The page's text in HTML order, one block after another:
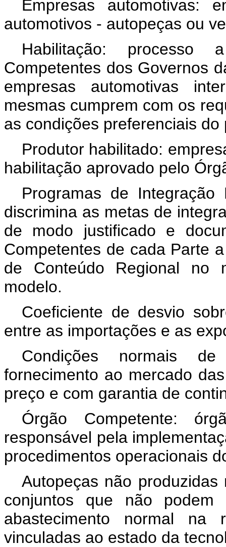
Empresas automotivas:
automotivos - autopeças ou
Habilitação:
Competentes dos Governos
empresas automotivas
mesmas cumprem com os
as condições preferenciais do
Produtor habilitado:
habilitação aprovado pelo
Programas de
discrimina as metas de
de modo justificado e
Competentes de cada Parte
de Conteúdo Regional no
modelo.
Coeficiente de desvio
entre as importações e as
Condições normais de
fornecimento ao mercado
preço e com garantia de
Órgão Competente:
responsável pela
procedimentos operacionais
Autopeças não
conjuntos que não
abastecimento normal na
vinculadas ao estado da